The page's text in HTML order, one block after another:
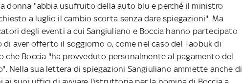
donna "abbia usufruito della auto blu e perché il ministro
a luglio il cambio scorta senza dare spiegazioni". Ma
degli eventi a cui Sangiuliano e Boccia hanno partecipato
di aver offerto il soggiorno o, come nel caso del Taobuk di
che Boccia "ha provveduto personalmente al pagamento del
Nella sua lettera di spiegazioni Sangiuliano ammette anche di